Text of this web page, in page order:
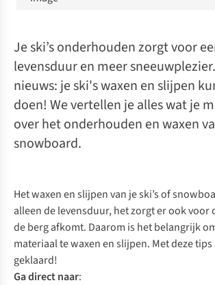
Je ski’s onderhouden zorgt voor
levensduur en meer
nieuws: je ski's waxen en slijpen
doen! We vertellen je alles wat je
over het onderhouden en waxen
snowboard.
Het waxen en slijpen van je ski’s of
alleen de levensduur, het zorgt er ook voor
de berg afkomt. Daarom is het belangrijk
materiaal te waxen en slijpen. Met deze tips
geklaard!
Ga directnaar: